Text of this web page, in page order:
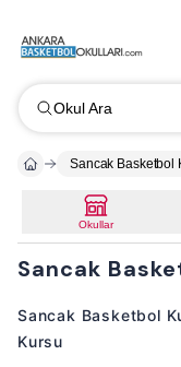
Okul Ara
Sancak Basketbol
Okullar
Sancak
Sancak Basketbol
Kursu